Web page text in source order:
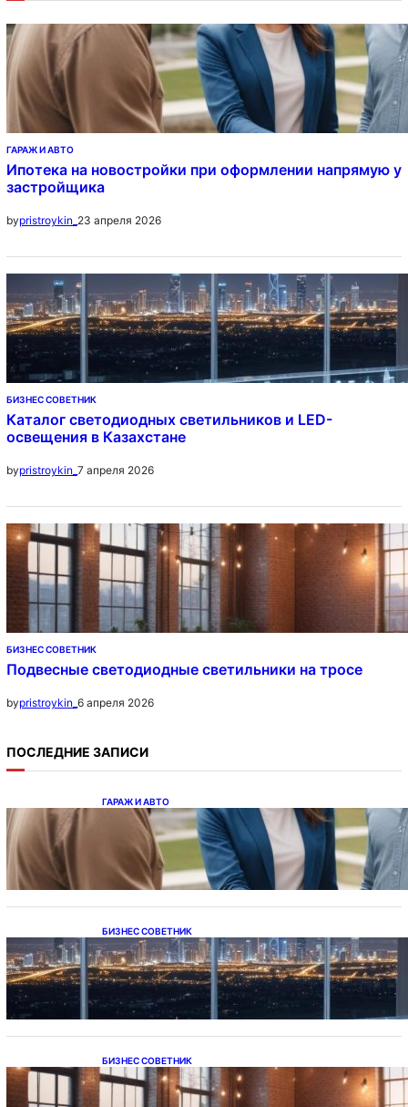
ГАРАЖ И АВТО
Ипотека на новостройки при оформлении напрямую у
застройщика
bypristroykin_ 23 апреля 2026
БИЗНЕС СОВЕТНИК
Каталог светодиодных светильников и LED-
освещения в Казахстане
bypristroykin_ 7 апреля 2026
БИЗНЕС СОВЕТНИК
Подвесные светодиодные светильники на тросе
bypristroykin_ 6 апреля 2026
ПОСЛЕДНИЕ ЗАПИСИ
ГАРАЖ И АВТО
Ипотека на новостройки при оформлении
напрямую у застройщика
БИЗНЕС СОВЕТНИК
Каталог светодиодных светильников и
LED-освещения в Казахстане
БИЗНЕС СОВЕТНИК
Подвесные светодиодные светильники на
тросе